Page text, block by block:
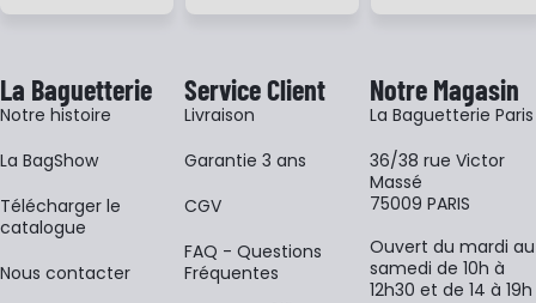
La Baguetterie
Notre histoire
La BagShow
​Télécharger le
catalogue
Nous contacter
Service Client
Livraison
Garantie 3 ans
CGV
FAQ - Questions
Fréquentes
Notre Magasin
La Baguetterie Paris
36/38 rue Victor
Massé
75009 PARIS
Ouvert du mardi au
samedi de 10h à
12h30 et de 14 à 19h